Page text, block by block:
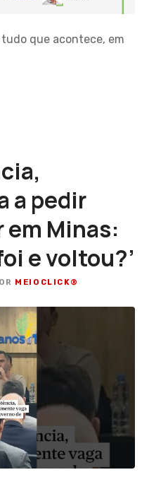
que acontece, em
a pedir
em Minas:
e voltou?’
MEIOCLICK®